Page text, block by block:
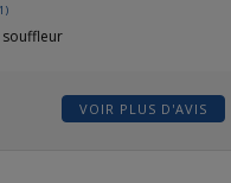
souffleur
VOIR PLUS D'AVIS